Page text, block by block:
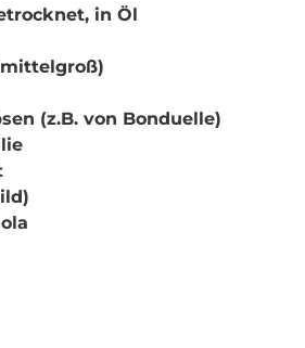
in Öl
(z.B. von Bonduelle)